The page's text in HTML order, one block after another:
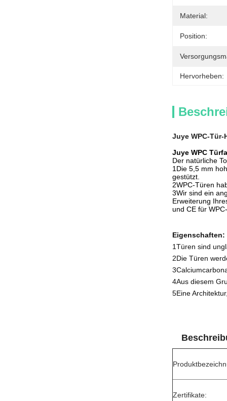
Material:
Position:
Hervorheben:
Juye WPC-
Juye WPC
Der natürliche
1Die 5,5 mm
gestützt.
2WPC-Türen
3Wir sind ein
Erweiterung
und CE für
Eigenschaften:
1Türen sind
2Die Türen
4Aus diesem
5Eine
Zertifikate: